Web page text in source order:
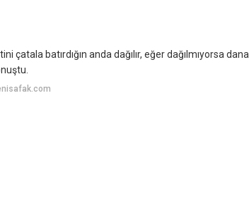
batırdığın anda dağılır, eğer dağılmıyorsa dana